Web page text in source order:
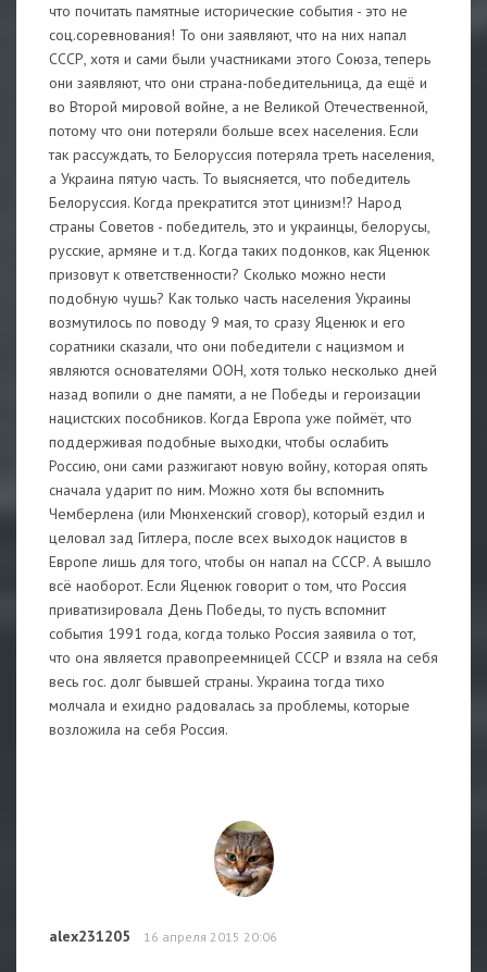
что почитать памятные исторические события - это не
соц.соревнования! То они заявляют, что на них напал
СССР, хотя и сами были участниками этого Союза, теперь
они заявляют, что они страна-победительница, да ещё и
во Второй мировой войне, а не Великой Отечественной,
потому что они потеряли больше всех населения. Если
так рассуждать, то Белоруссия потеряла треть населения,
а Украина пятую часть. То выясняется, что победитель
Белоруссия. Когда прекратится этот цинизм!? Народ
страны Советов - победитель, это и украинцы, белорусы,
русские, армяне и т.д. Когда таких подонков, как Яценюк
призовут к ответственности? Сколько можно нести
подобную чушь? Как только часть населения Украины
возмутилось по поводу 9 мая, то сразу Яценюк и его
соратники сказали, что они победители с нацизмом и
являются основателями ООН, хотя только несколько дней
назад вопили о дне памяти, а не Победы и героизации
нацистских пособников. Когда Европа уже поймёт, что
поддерживая подобные выходки, чтобы ослабить
Россию, они сами разжигают новую войну, которая опять
сначала ударит по ним. Можно хотя бы вспомнить
Чемберлена (или Мюнхенский сговор), который ездил и
целовал зад Гитлера, после всех выходок нацистов в
Европе лишь для того, чтобы он напал на СССР. А вышло
всё наоборот. Если Яценюк говорит о том, что Россия
приватизировала День Победы, то пусть вспомнит
события 1991 года, когда только Россия заявила о тот,
что она является правопреемницей СССР и взяла на себя
весь гос. долг бывшей страны. Украина тогда тихо
молчала и ехидно радовалась за проблемы, которые
возложила на себя Россия.
alex231205 16 апреля 2015 20:06